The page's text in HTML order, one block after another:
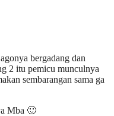
bergadang dan
2 itu pemicu munculnya
sembarangan sama ga
Mba 🙂